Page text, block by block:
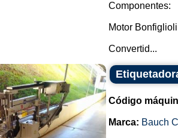
Componentes:
Motor
Convertid...
Código
Marca: Bauch